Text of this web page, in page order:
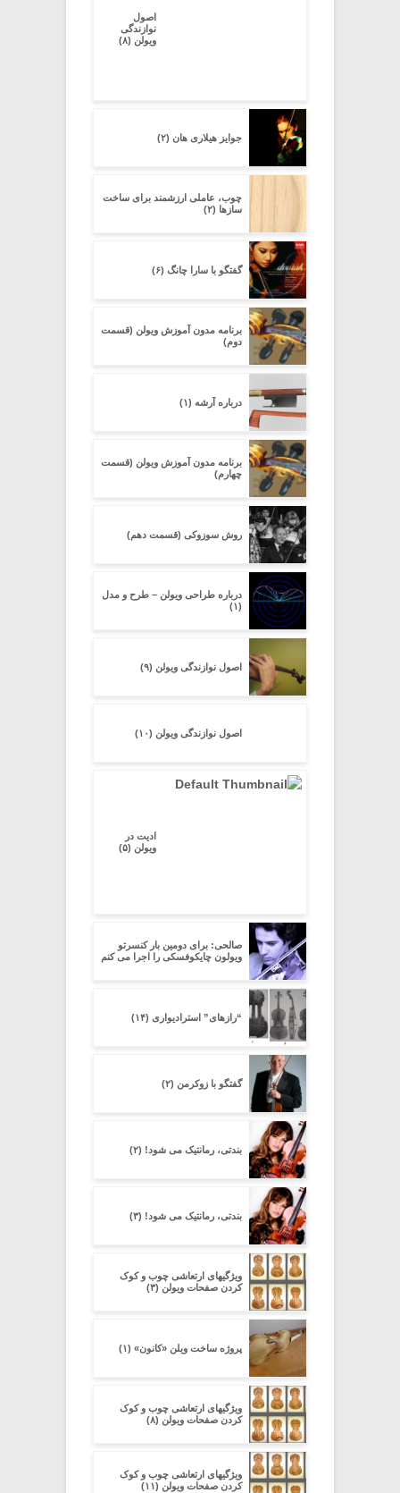
اصول
نوازندگی
ویولن (۸)
جوایز هیلاری هان (۲)
چوب، عاملی ارزشمند برای ساخت
سازها (۲)
گفتگو با سارا چانگ (۶)
برنامه مدون آموزش ویولن (قسمت
دوم)
درباره آرشه (۱)
برنامه مدون آموزش ویولن (قسمت
چهارم)
روش سوزوکی (قسمت دهم)
درباره طراحی ویولن – طرح و مدل
(۱)
اصول نوازندگی ویولن (۹)
اصول نوازندگی ویولن (۱۰)
ادیت در
ویولن (۵)
صالحی: برای دومین بار کنسرتو
ویولون چایکوفسکی را اجرا می کنم
“رازهای” استرادیواری (۱۴)
گفتگو با زوکرمن (۲)
بندتی، رمانتیک می شود! (۲)
بندتی، رمانتیک می شود! (۳)
ویژگیهای ارتعاشی چوب و کوک
کردن صفحات ویولن (۳)
پروژه ساخت ویلن «کانون» (۱)
ویژگیهای ارتعاشی چوب و کوک
کردن صفحات ویولن (۸)
ویژگیهای ارتعاشی چوب و کوک
کردن صفحات ویولن (۱۱)